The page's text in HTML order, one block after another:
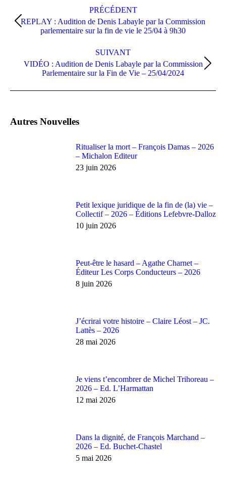
PRÉCÉDENT
REPLAY : Audition de Denis Labayle par la Commission
parlementaire sur la fin de vie le 25/04 à 9h30
SUIVANT
VIDÉO : Audition de Denis Labayle par la Commission
Parlementaire sur la Fin de Vie – 25/04/2024
Autres Nouvelles
Ritualiser la mort – François Damas – 2026
– Michalon Editeur
23 juin 2026
Petit lexique juridique de la fin de (la) vie –
Collectif – 2026 – Éditions Lefebvre-Dalloz
10 juin 2026
Peut-être le hasard – Agathe Charnet –
Éditeur Les Corps Conducteurs – 2026
8 juin 2026
J’écrirai votre histoire – Claire Léost – JC.
Lattès – 2026
28 mai 2026
Je viens t’encombrer de Michel Trihoreau –
2026 – Ed. L’Harmattan
12 mai 2026
Dans la dignité, de François Marchand –
2026 – Ed. Buchet-Chastel
5 mai 2026